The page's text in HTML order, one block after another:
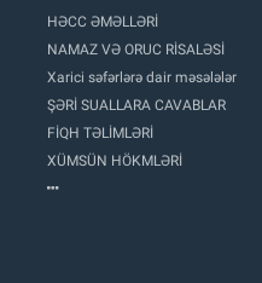
HƏCC ƏMƏLLƏRİ
NAMAZ VƏ ORUC RİSALƏSİ
Xarici səfərlərə dair məsələlər
ŞƏRİ SUALLARA CAVABLAR
FİQH TƏLİMLƏRİ
XÜMSÜN HÖKMLƏRİ